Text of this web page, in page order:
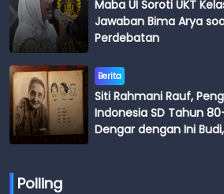
Maba UI Soroti UKT
Jawaban Bima Arya
Perdebatan
Berita
Siti Rahmani Rauf,
Indonesia SD Tahun
Dengar dengan Ini
Polling